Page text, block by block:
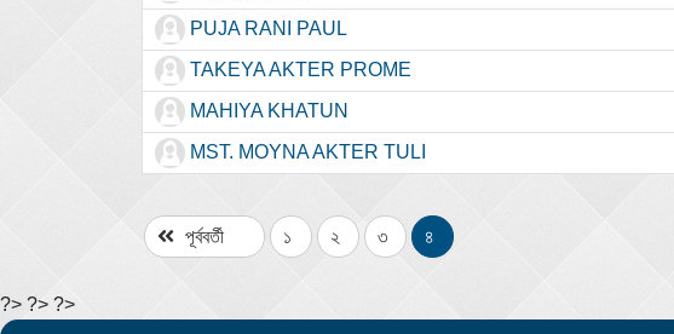
PUJA RANI PAUL
TAKEYA AKTER PROME
MAHIYA KHATUN
MST. MOYNA AKTER TULI
পূর্ববর্তী ১ ২ ৩ ৪
?> ?> ?>